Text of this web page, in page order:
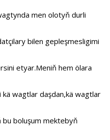
men olotyň durli
bilen gepleşmesligimi
etyar.Meniň hem ölara
wagtlar daşdan,kä wagtlar
boluşum mektebyň